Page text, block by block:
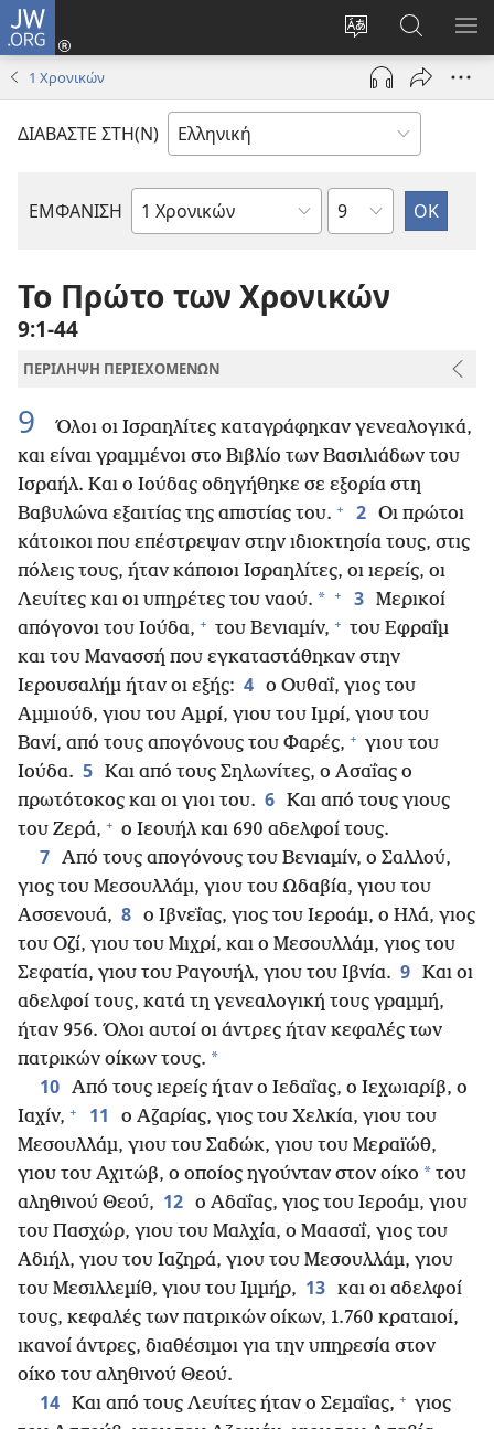
JW.ORG
Αλλαγή
γλώσσας
ιστότοπου
Σύνδεση
(ανοίγει
παράθυρο)
στο
JW.ORG
1 Χρονικών
ΔΙΑΒΑΣΤΕ ΣΤΗ(Ν)
ΕΜΦΑΝΙΣΗ
Βιβλίο
Γραφής
Κεφάλαιο
Το Πρώτο των Χρονικών
9:1-44
ΠΕΡΙΛΗΨΗ ΠΕΡΙΕΧΟΜΕΝΩΝ
9
Όλοι οι Ισραηλίτες καταγράφηκαν γενεαλογικά,
και είναι γραμμένοι στο Βιβλίο των Βασιλιάδων του
Ισραήλ. Και ο Ιούδας οδηγήθηκε σε εξορία στη
Βαβυλώνα εξαιτίας της απιστίας του. + 2 Οι πρώτοι
κάτοικοι που επέστρεψαν στην ιδιοκτησία τους, στις
πόλεις τους, ήταν κάποιοι Ισραηλίτες, οι ιερείς, οι
Λευίτες και οι υπηρέτες του ναού. * + 3 Μερικοί
απόγονοι του Ιούδα, + του Βενιαμίν, + του Εφραΐμ
και του Μανασσή που εγκαταστάθηκαν στην
Ιερουσαλήμ ήταν οι εξής: 4 ο Ουθαΐ, γιος του
Αμμιούδ, γιου του Αμρί, γιου του Ιμρί, γιου του
Βανί, από τους απογόνους του Φαρές, + γιου του
Ιούδα. 5 Και από τους Σηλωνίτες, ο Ασαΐας ο
πρωτότοκος και οι γιοι του. 6 Και από τους γιους
του Ζερά, + ο Ιεουήλ και 690 αδελφοί τους.
7 Από τους απογόνους του Βενιαμίν, ο Σαλλού,
γιος του Μεσουλλάμ, γιου του Ωδαβία, γιου του
Ασσενουά, 8 ο Ιβνεΐας, γιος του Ιεροάμ, ο Ηλά, γιος
του Οζί, γιου του Μιχρί, και ο Μεσουλλάμ, γιος του
Σεφατία, γιου του Ραγουήλ, γιου του Ιβνία. 9 Και οι
αδελφοί τους, κατά τη γενεαλογική τους γραμμή,
ήταν 956. Όλοι αυτοί οι άντρες ήταν κεφαλές των
πατρικών οίκων τους. *
10 Από τους ιερείς ήταν ο Ιεδαΐας, ο Ιεχωιαρίβ, ο
Ιαχίν, + 11
ο Αζαρίας, γιος του Χελκία, γιου του
Μεσουλλάμ, γιου του Σαδώκ, γιου του Μεραϊώθ,
γιου του Αχιτώβ, ο οποίος ηγούνταν στον οίκο * του
αληθινού Θεού, 12 ο Αδαΐας, γιος του Ιεροάμ, γιου
του Πασχώρ, γιου του Μαλχία, ο Μαασαΐ, γιος του
Αδιήλ, γιου του Ιαζηρά, γιου του Μεσουλλάμ, γιου
του Μεσιλλεμίθ, γιου του Ιμμήρ, 13 και οι αδελφοί
τους, κεφαλές των πατρικών οίκων, 1.760 κραταιοί,
ικανοί άντρες, διαθέσιμοι για την υπηρεσία στον
οίκο του αληθινού Θεού.
14 Και από τους Λευίτες ήταν ο Σεμαΐας, + γιος